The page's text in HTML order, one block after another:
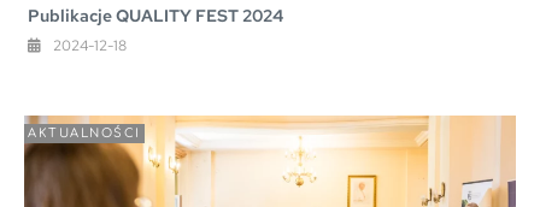
Publikacje QUALITY FEST 2024
2024-12-18
AKTUALNOŚCI